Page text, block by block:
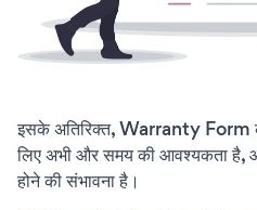
इसके अतिरिक्त, Warranty
लिए अभी और समय की आवश्यकता है,
होने की संभावना है।